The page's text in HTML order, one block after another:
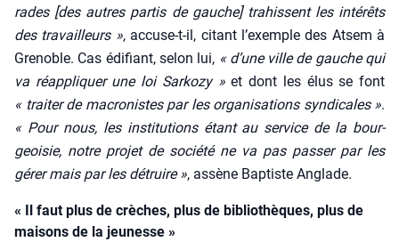
rades [des autres par­tis de gauche] tra­hissent les inté­rêts
des tra­vailleurs », accuse-t-il, citant l’exemple des Atsem à
Gre­noble. Cas édi­fiant, selon lui, « d’une ville de gauche qui
va réap­pli­quer une loi Sar­ko­zy »et dont les élus se font
« trai­ter de macro­nistes par les orga­ni­sa­tions syn­di­cales ».
« Pour nous, les ins­ti­tu­tions étant au ser­vice de la bour­
geoi­sie, notre pro­jet de socié­té ne va pas pas­ser par les
gérer mais par les détruire », assène Bap­tiste Anglade.
« Il faut plus de crèches, plus de bibliothèques, plus de
maisons de la jeunesse »